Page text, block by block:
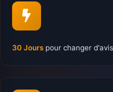
30 Jours pour changer